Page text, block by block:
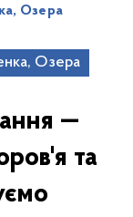
Озера
Озера
—
та